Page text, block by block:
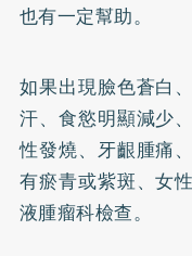
也有一定幫助。
如果出現臉色蒼白
汗、食慾明顯減少
性發燒、牙齦腫痛
有瘀青或紫斑、女
液腫瘤科檢查。